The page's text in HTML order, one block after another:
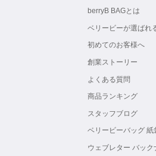
berryB BAGとは
ベリービーが選ばれ
初めてのお客様へ
創業ストーリー
よくある質問
商品ランキング
スタッフブログ
ベリービーバッグ 紙
ウェブレター バック